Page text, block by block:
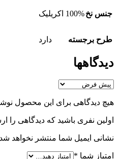
جنس نخ100% اکریلیک
طرح برجسته دارد
دیدگاهها
هیچ دیدگاهی برای این محصول
اولین نفری باشید که دیدگاهی
نشانی ایمیل شما منتشر نخواهد
امتیاز شما *